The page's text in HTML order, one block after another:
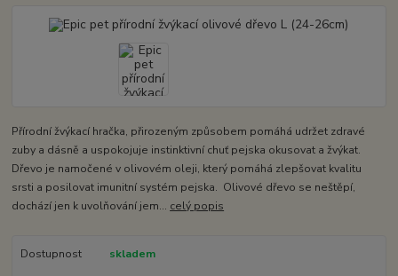
Přírodní žvýkací hračka, přirozeným způsobem pomáhá udržet zdravé
zuby a dásně a uspokojuje instinktivní chuť pejska okusovat a žvýkat.
Dřevo je namočené v olivovém oleji, který pomáhá zlepšovat kvalitu
srsti a posilovat imunitní systém pejska. Olivové dřevo se neštěpí,
dochází jen k uvolňování jem... celý popis
Dostupnost skladem